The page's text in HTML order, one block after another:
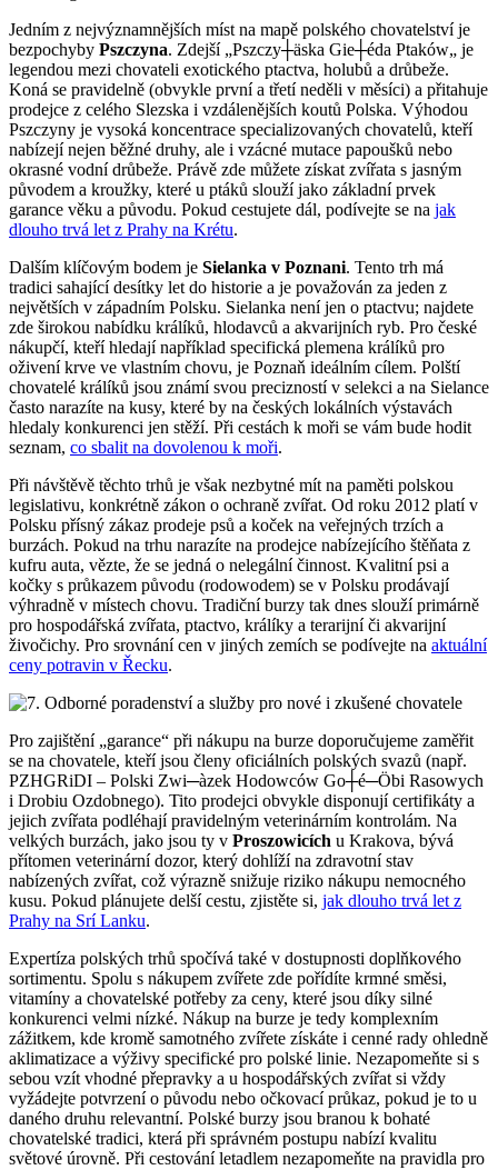
Jedním z nejvýznamnějších míst na mapě polského chovatelství je
bezpochyby Pszczyna. Zdejší „Pszczy┼äska Gie┼éda Ptaków„ je
legendou mezi chovateli exotického ptactva, holubů a drůbeže.
Koná se pravidelně (obvykle první a třetí neděli v měsíci) a přitahuje
prodejce z celého Slezska i vzdálenějších koutů Polska. Výhodou
Pszczyny je vysoká koncentrace specializovaných chovatelů, kteří
nabízejí nejen běžné druhy, ale i vzácné mutace papoušků nebo
okrasné vodní drůbeže. Právě zde můžete získat zvířata s jasným
původem a kroužky, které u ptáků slouží jako základní prvek
garance věku a původu. Pokud cestujete dál, podívejte se na jak
dlouho trvá let z Prahy na Krétu.
Dalším klíčovým bodem je Sielanka v Poznani. Tento trh má
tradici sahající desítky let do historie a je považován za jeden z
největších v západním Polsku. Sielanka není jen o ptactvu; najdete
zde širokou nabídku králíků, hlodavců a akvarijních ryb. Pro české
nákupčí, kteří hledají například specifická plemena králíků pro
oživení krve ve vlastním chovu, je Poznaň ideálním cílem. Polští
chovatelé králíků jsou známí svou precizností v selekci a na Sielance
často narazíte na kusy, které by na českých lokálních výstavách
hledaly konkurenci jen stěží. Při cestách k moři se vám bude hodit
seznam, co sbalit na dovolenou k moři.
Při návštěvě těchto trhů je však nezbytné mít na paměti polskou
legislativu, konkrétně zákon o ochraně zvířat. Od roku 2012 platí v
Polsku přísný zákaz prodeje psů a koček na veřejných trzích a
burzách. Pokud na trhu narazíte na prodejce nabízejícího štěňata z
kufru auta, vězte, že se jedná o nelegální činnost. Kvalitní psi a
kočky s průkazem původu (rodowodem) se v Polsku prodávají
výhradně v místech chovu. Tradiční burzy tak dnes slouží primárně
pro hospodářská zvířata, ptactvo, králíky a terarijní či akvarijní
živočichy. Pro srovnání cen v jiných zemích se podívejte na aktuální
ceny potravin v Řecku.
Pro zajištění „garance“ při nákupu na burze doporučujeme zaměřit
se na chovatele, kteří jsou členy oficiálních polských svazů (např.
PZHGRiDI – Polski Zwi─àzek Hodowców Go┼é─Öbi Rasowych
i Drobiu Ozdobnego). Tito prodejci obvykle disponují certifikáty a
jejich zvířata podléhají pravidelným veterinárním kontrolám. Na
velkých burzách, jako jsou ty v Proszowicích u Krakova, bývá
přítomen veterinární dozor, který dohlíží na zdravotní stav
nabízených zvířat, což výrazně snižuje riziko nákupu nemocného
kusu. Pokud plánujete delší cestu, zjistěte si, jak dlouho trvá let z
Prahy na Srí Lanku.
Expertíza polských trhů spočívá také v dostupnosti doplňkového
sortimentu. Spolu s nákupem zvířete zde pořídíte krmné směsi,
vitamíny a chovatelské potřeby za ceny, které jsou díky silné
konkurenci velmi nízké. Nákup na burze je tedy komplexním
zážitkem, kde kromě samotného zvířete získáte i cenné rady ohledně
aklimatizace a výživy specifické pro polské linie. Nezapomeňte si s
sebou vzít vhodné přepravky a u hospodářských zvířat si vždy
vyžádejte potvrzení o původu nebo očkovací průkaz, pokud je to u
daného druhu relevantní. Polské burzy jsou branou k bohaté
chovatelské tradici, která při správném postupu nabízí kvalitu
světové úrovně. Při cestování letadlem nezapomeňte na pravidla pro